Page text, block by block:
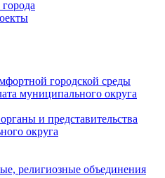
городской среды
муниципального округа
и представительства
округа
религиозные объединения